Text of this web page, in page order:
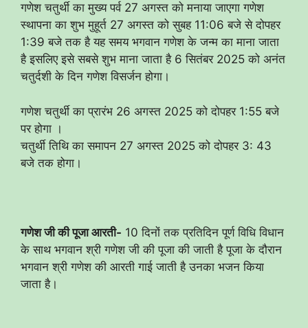
गणेश चतुर्थी का मुख्य पर्व 27 अगस्त को मनाया जाएगा गणेश
स्थापना का शुभ मुहूर्त 27 अगस्त को सुबह 11:06 बजे से दोपहर
1:39 बजे तक है यह समय भगवान गणेश के जन्म का माना जाता
है इसलिए इसे सबसे शुभ माना जाता है 6 सितंबर 2025 को अनंत
चतुर्दशी के दिन गणेश विसर्जन होगा।
गणेश चतुर्थी का प्रारंभ 26 अगस्त 2025 को दोपहर 1:55 बजे
पर होगा ।
चतुर्थी तिथि का समापन 27 अगस्त 2025 को दोपहर 3: 43
बजे तक होगा।
गणेश जी की पूजा आरती- 10 दिनों तक प्रतिदिन पूर्ण विधि विधान
के साथ भगवान श्री गणेश जी की पूजा की जाती है पूजा के दौरान
भगवान श्री गणेश की आरती गाई जाती है उनका भजन किया
जाता है।